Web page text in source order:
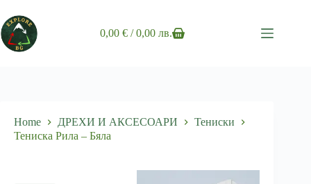
to
content
Shopping
0,00€ / 0,00 лв.
Home ДРЕХИ И АКСЕСОАРИ
Тениски
Тениска Рила – Бяла